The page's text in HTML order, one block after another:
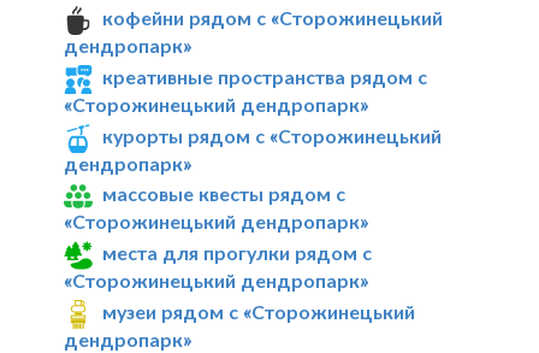
кофейни рядом с «Сторожинецький
дендропарк»
креативные пространства рядом с
«Сторожинецький дендропарк»
курорты рядом с «Сторожинецький
дендропарк»
массовые квесты рядом с
«Сторожинецький дендропарк»
места для прогулки рядом с
«Сторожинецький дендропарк»
музеи рядом с «Сторожинецький
дендропарк»